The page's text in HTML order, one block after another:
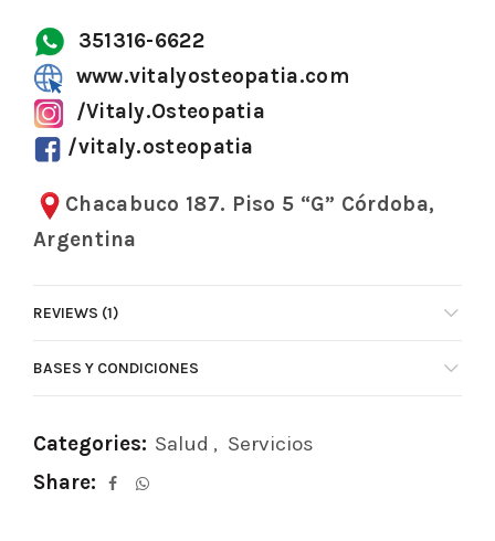
351316-6622
www.vitalyosteopatia.com
/Vitaly.Osteopatia
/vitaly.osteopatia
Chacabuco 187. Piso 5 “G” Córdoba,
Argentina
REVIEWS (1)
BASES Y CONDICIONES
Categories: Salud , Servicios
Share